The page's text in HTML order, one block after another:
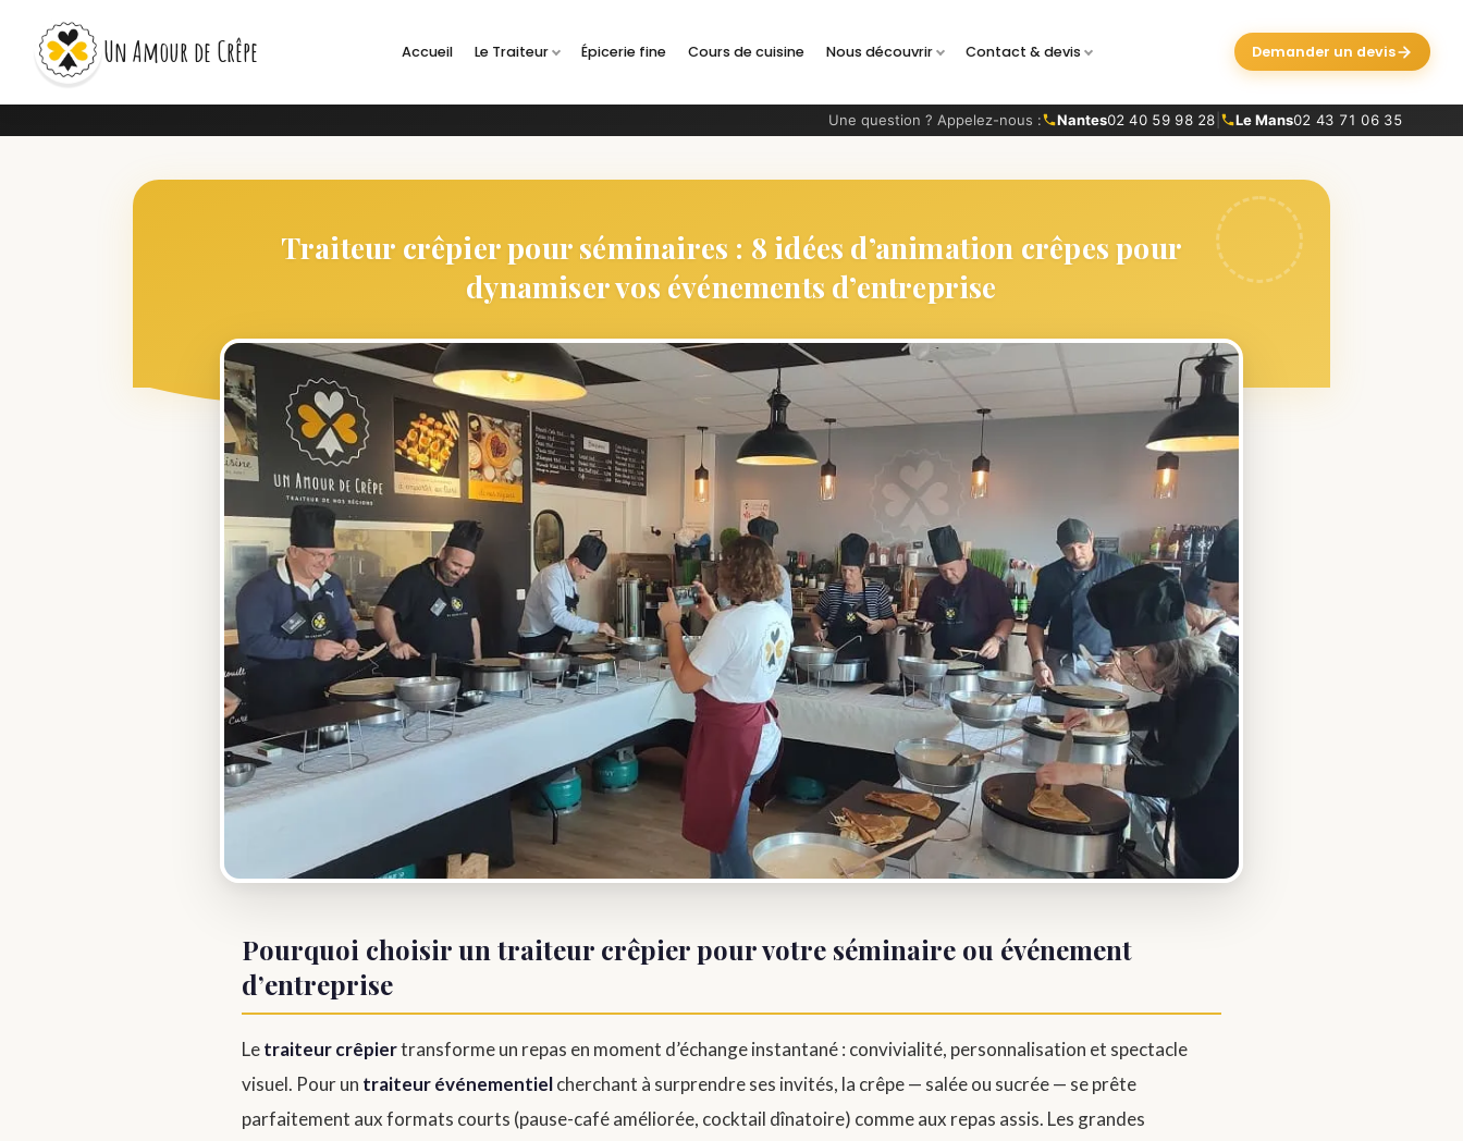
Une question ? Appelez-nous : Nantes02 40 59 98 28 Le Mans02 43 71 06 35
Un Amour de Crêpe Accueil Le Traiteur Épicerie fine Cours de cuisine Nous découvrir Contact & devis Demander un devis
Traiteur crêpier pour séminaires : 8 idées d’animation crêpes pour
dynamiser vos événements d’entreprise
Pourquoi choisir un traiteur crêpier pour votre séminaire ou événement
d’entreprise
Letraiteur crêpiertransforme un repas en moment d’échange instantané : convivialité, personnalisation et spectacle
visuel. Pour un traiteur événementielcherchant à surprendre ses invités, la crêpe — salée ou sucrée — se prête
parfaitement aux formats courts (pause-café améliorée, cocktail dînatoire) comme aux repas assis. Les grandes